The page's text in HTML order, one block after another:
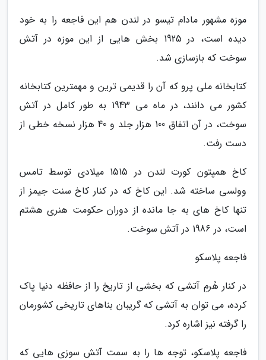
موزه مشهور مادام تیسو در لندن هم این فاجعه را به خود
دیده است، در 1925 بخش هایی از این موزه در آتش
سوخت که بازسازی شد.
کتابخانه ملی پرو که آن را قدیمی ترین و مهمترین کتابخانه
کشور می دانند، در ماه می 1943 به طور کامل در آتش
سوخت، در آن اتفاق 100 هزار جلد و 40 هزار نسخه خطی از
دست رفت.
کاخ همپتون کورت لندن در 1515 میلادی توسط تامس
وولسی ساخته شد. این کاخ که در کنار کاخ سنت جیمز از
تنها کاخ های به جا مانده از دوران حکومت هنری هشتم
است، در 1986 در آتش سوخت.
فاجعه پلاسکو
در کنار هُرمِ آتشی که بخشی از تاریخ را از حافظه دنیا پاک
کرده، می توان به آتشی که گریبان بناهای تاریخی کشورمان
را گرفته نیز اشاره کرد.
فاجعه پلاسکو، توجه ها را به سمت آتش سوزی هایی که